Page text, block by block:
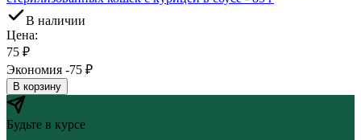
В наличии
Цена:
75 ₽
Экономия -75 ₽
В корзину
Будьте в курсе